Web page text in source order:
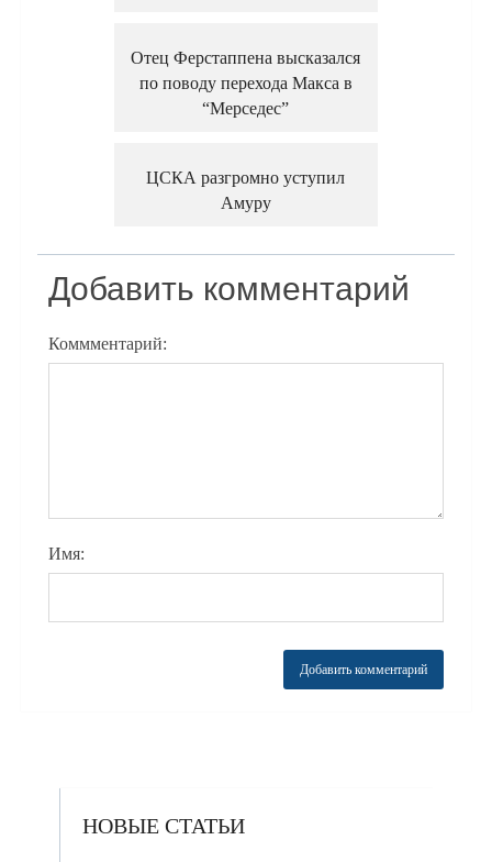
Отец Ферстаппена высказался
по поводу перехода Макса в
“Мерседес”
ЦСКА разгромно уступил
Амуру
Добавить комментарий
Коммментарий:
Имя:
НОВЫЕ СТАТЬИ